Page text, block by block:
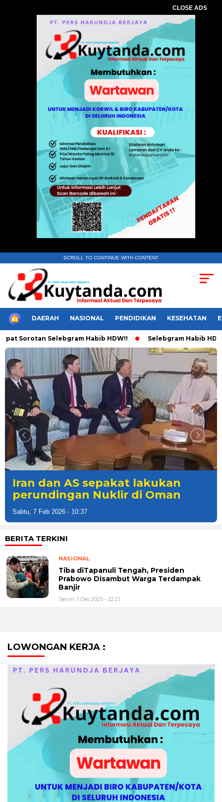
CLOSE ADS
SCROLL TO CONTINUE WITH CONTENT
HOMEDAERAH NASIONAL PENDIDIKAN KESEHATAN
Sorotan Selebgram Habib HDW!! Selebgram Habib HDW
Iran dan AS sepakat lakukan
perundingan Nuklir di Oman
Sabtu, 7 Feb 2026 - 10:37
BERITA TERKINI
NASIONAL
Tiba diTapanuli Tengah, Presiden
Prabowo Disambut Warga Terdampak
Banjir
Senin, 1 Des 2025 - 22:21
LOWONGAN KERJA :